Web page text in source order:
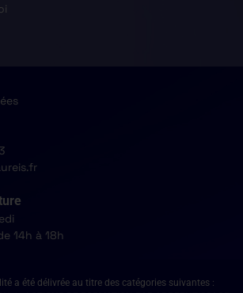
14h à 18h
a été délivrée au titre des catégories suivantes :